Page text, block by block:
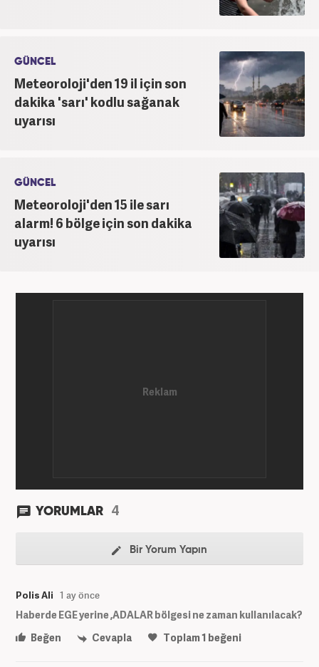
GÜNCEL
Meteoroloji'den 19 il için son
dakika 'sarı' kodlu sağanak
uyarısı
GÜNCEL
Meteoroloji'den 15 ile sarı
alarm! 6 bölge için son dakika
uyarısı
YORUMLAR 4
Bir Yorum Yapın
Polis Ali 1 ay önce
Haberde EGE yerine ,ADALAR bölgesi ne zaman kullanılacak?
Beğen
Cevapla Toplam1 beğeni